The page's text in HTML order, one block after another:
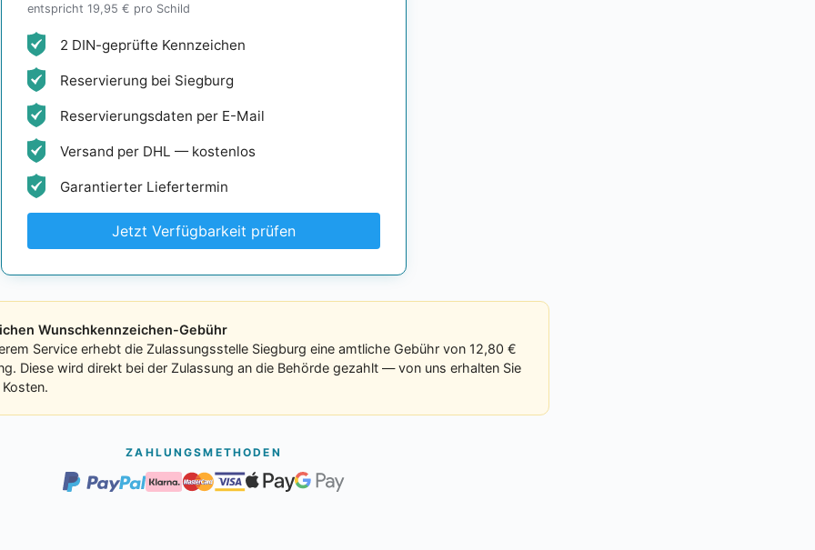
entspricht 19,95 € pro Schild
2 DIN-geprüfte Kennzeichen
Reservierung bei Siegburg
Reservierungsdaten per E-Mail
Versand per DHL — kostenlos
Garantierter Liefertermin
Jetzt Verfügbarkeit prüfen
Wunschkennzeichen-Gebühr
Service erhebt die Zulassungsstelle Siegburg eine amtliche Gebühr von 12,80 €
Diese wird direkt bei der Zulassung an die Behörde gezahlt — von uns erhalten Sie
ZAHLUNGSMETHODEN